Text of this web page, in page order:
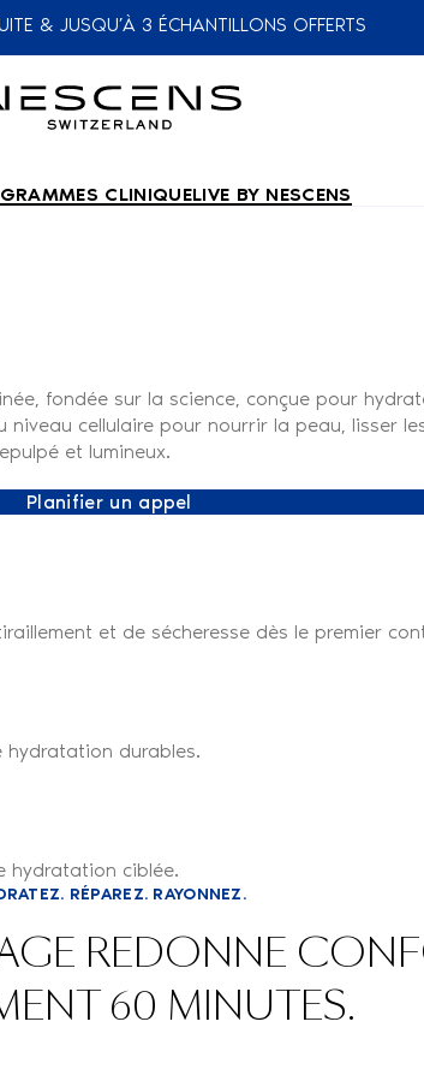
& JUSQU’À 3 ÉCHANTILLONS OFFERTS
CLINIQUELIVE BY NESCENS
fondée sur la science, conçue pour
cellulaire pour nourrir la peau, lisser
et lumineux.
Planifier un appel
et de sécheresse dès le premier
hydratation durables.
hydratation ciblée.
RÉPAREZ. RAYONNEZ.
REDONNE
60 MINUTES.